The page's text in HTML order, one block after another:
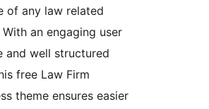
of any law related
an engaging user
and well structured
free Law Firm
theme ensures easier